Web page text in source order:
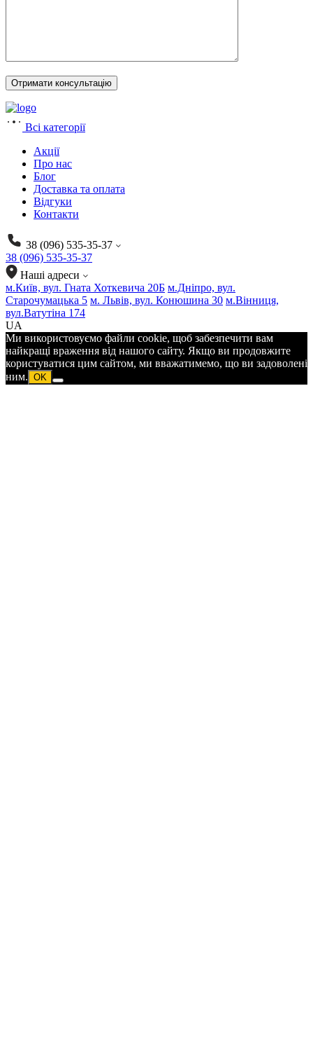
Всі категорії
Акції
Про нас
Блог
Доставка та оплата
Відгуки
Контакти
38 (096) 535-35-37
38 (096) 535-35-37
Наші адреси
м.Київ, вул. Гната Хоткевича 20Б м.Дніпро, вул.
Старочумацька 5 м. Львів, вул. Конюшина 30 м.Вінниця,
вул.Ватутіна 174
UA
Ми використовуємо файли cookie, щоб забезпечити вам
найкращі враження від нашого сайту. Якщо ви продовжите
користуватися цим сайтом, ми вважатимемо, що ви задоволені
ним. OK